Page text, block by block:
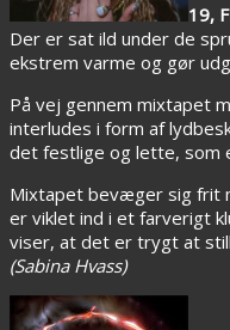
19,
Der er sat ild under de
ekstrem varme og gør
På vej gennem mixtapet
interludes i form af
det festlige og lette, som
Mixtapet bevæger sig frit
er viklet ind i et farverigt
viser, at det er trygt at
(Sabina Hvass)